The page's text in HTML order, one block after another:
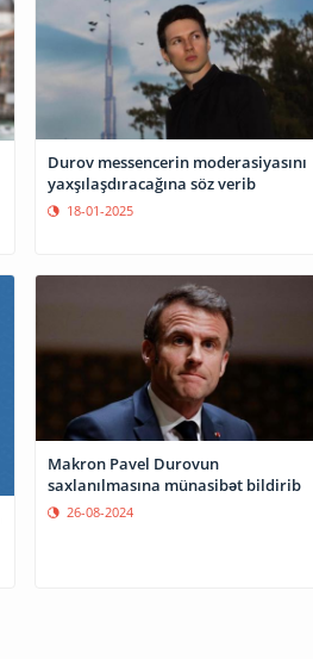
Durov messencerin moderasiyasını
yaxşılaşdıracağına söz verib
18-01-2025
Makron Pavel Durovun
saxlanılmasına münasibət bildirib
26-08-2024